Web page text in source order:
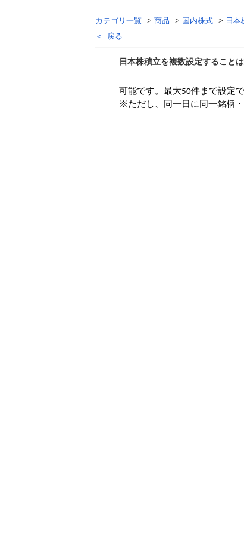
カテゴリ一覧 > 商品 > 国内株式 > 日本
戻る
日本株積立を複数設定すること
回答
可能です。最大50件まで設定で
※ ただし、同一日に同一銘柄